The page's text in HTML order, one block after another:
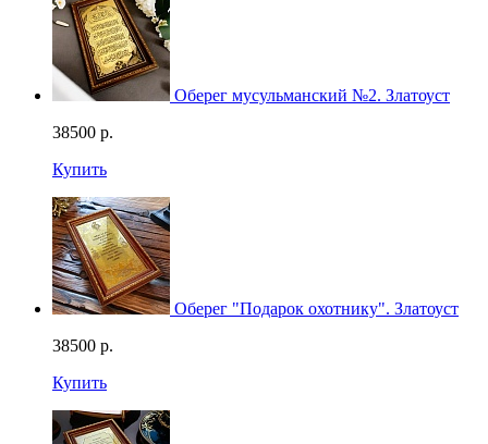
Оберег мусульманский №2. Златоуст
38500 р.
Купить
Оберег "Подарок охотнику". Златоуст
38500 р.
Купить